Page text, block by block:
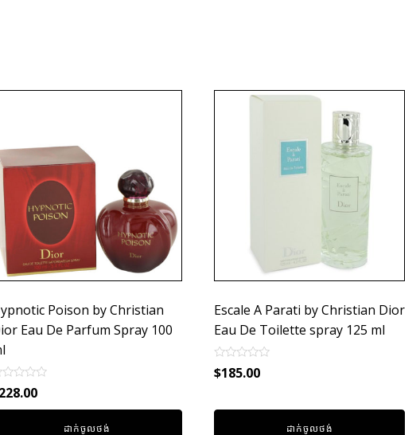
Poison by Christian
Eau De Parfum Spray 100
228.00
ដាក់ចូលថង់
Escale A Parati by Christian Dior
Eau De Toilette spray 125 ml
Rated
0
5
$185.00
ដាក់ចូលថង់